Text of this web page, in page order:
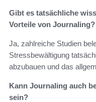
Gibt es tatsächliche
Vorteile von Journaling?
Ja, zahlreiche Studien
Stressbewältigung
abzubauen und das
Kann Journaling auch
sein?